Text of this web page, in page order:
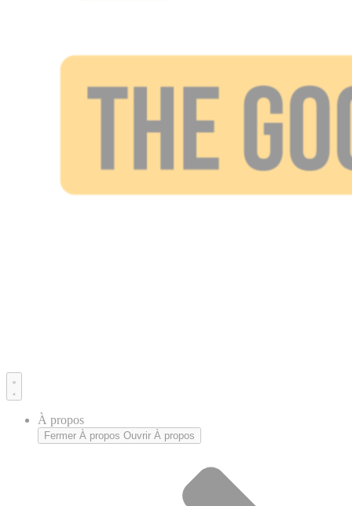
À propos
Fermer À propos Ouvrir À propos